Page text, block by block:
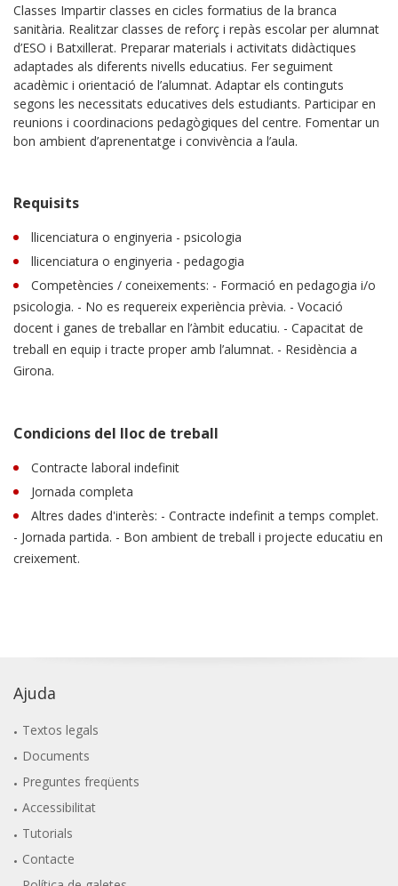
Classes Impartir classes en cicles formatius de la branca
sanitària. Realitzar classes de reforç i repàs escolar per alumnat
d’ESO i Batxillerat. Preparar materials i activitats didàctiques
adaptades als diferents nivells educatius. Fer seguiment
acadèmic i orientació de l’alumnat. Adaptar els continguts
segons les necessitats educatives dels estudiants. Participar en
reunions i coordinacions pedagògiques del centre. Fomentar un
bon ambient d’aprenentatge i convivència a l’aula.
Requisits
llicenciatura o enginyeria - psicologia
llicenciatura o enginyeria - pedagogia
Competències / coneixements: - Formació en pedagogia i/o
psicologia. - No es requereix experiència prèvia. - Vocació
docent i ganes de treballar en l’àmbit educatiu. - Capacitat de
treball en equip i tracte proper amb l’alumnat. - Residència a
Girona.
Condicions del lloc de treball
Contracte laboral indefinit
Jornada completa
Altres dades d'interès: - Contracte indefinit a temps complet.
- Jornada partida. - Bon ambient de treball i projecte educatiu en
creixement.
Ajuda
Textos legals
Documents
Preguntes freqüents
Accessibilitat
Tutorials
Contacte